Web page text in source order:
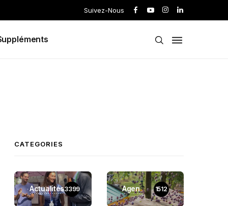
Suivez-Nous
CATEGORIES
Actualités3399 Agen 1512